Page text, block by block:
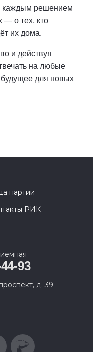
каждым решением
— о тех, кто
их дома.
и действуя
на любые
для новых
партии
РИК
93
д. 39